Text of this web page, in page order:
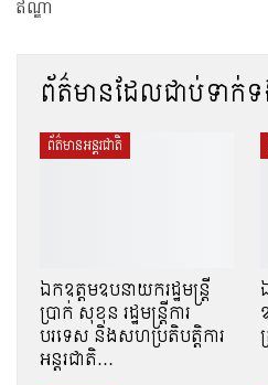
ឥណ្ឌា
ព័ត៌មានដែលជាប់ទាក់
ព័ត៌មានអន្តរជាតិ
ឯកឧត្តមឧបនាយករដ្ឋមន្ត្រី
ប្រាក់ សុខុន រដ្ឋមន្ត្រីការ
បរទេស និងសហប្រតិបត្តិការ
អន្តរជាតិ…